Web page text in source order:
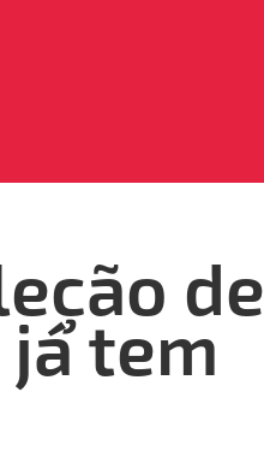
de
tem